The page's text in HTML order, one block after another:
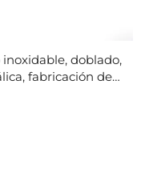
doblado,
fabricación de